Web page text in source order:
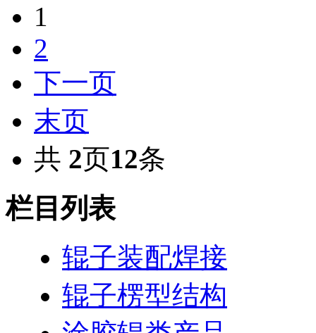
1
2
下一页
末页
共 2页12条
栏目列表
辊子装配焊接
辊子楞型结构